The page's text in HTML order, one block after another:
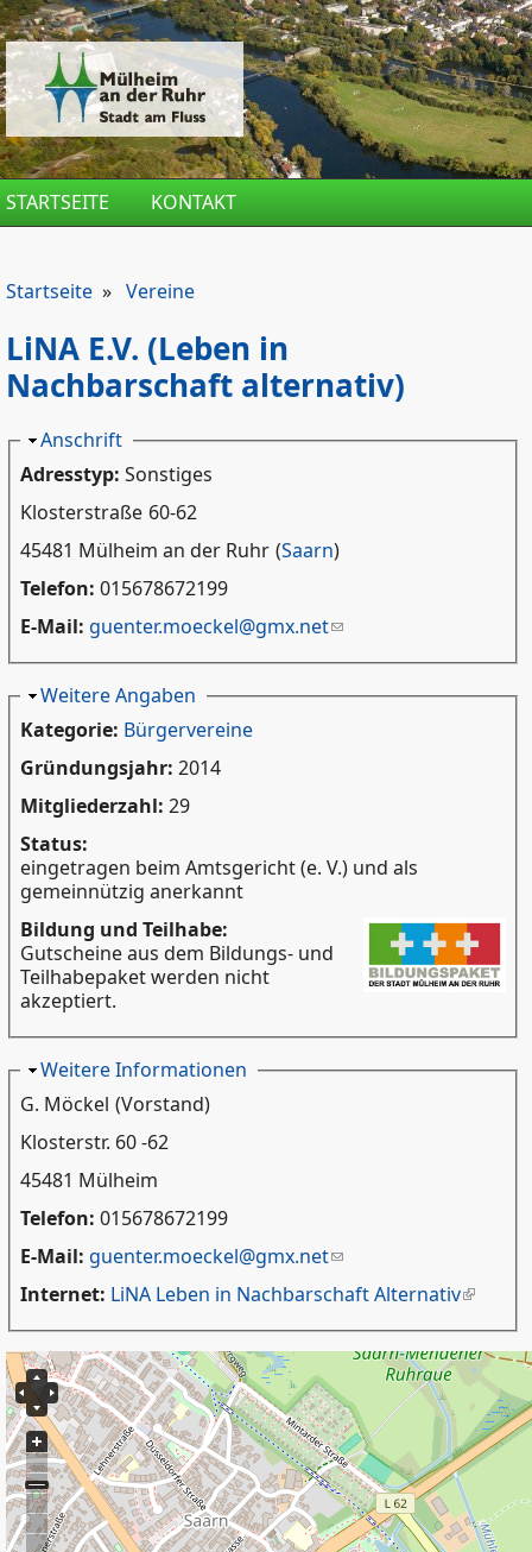
Direkt zum Inhalt
STARTSEITE KONTAKT
Startseite » Vereine
LiNA E.V. (Leben in
Nachbarschaft alternativ)
Ausblenden
Anschrift
Adresstyp: Sonstiges
Klosterstraße 60-62
45481 Mülheim an der Ruhr (Saarn)
Telefon: 015678672199
E-Mail: guenter.moeckel@gmx.net
Ausblenden
Weitere Angaben
Kategorie: Bürgervereine
Gründungsjahr: 2014
Mitgliederzahl: 29
Status:
eingetragen beim Amtsgericht (e. V.) und als
gemeinnützig anerkannt
Bildung und Teilhabe:
Gutscheine aus dem Bildungs- und
Teilhabepaket werden nicht
akzeptiert.
Ausblenden
Weitere Informationen
G. Möckel (Vorstand)
Klosterstr. 60 -62
45481 Mülheim
Telefon: 015678672199
E-Mail: guenter.moeckel@gmx.net
Internet: LiNA Leben in Nachbarschaft Alternativ